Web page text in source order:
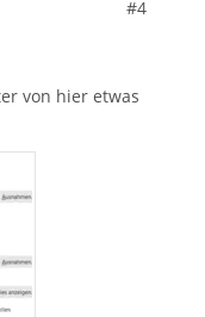
#4
von hier etwas